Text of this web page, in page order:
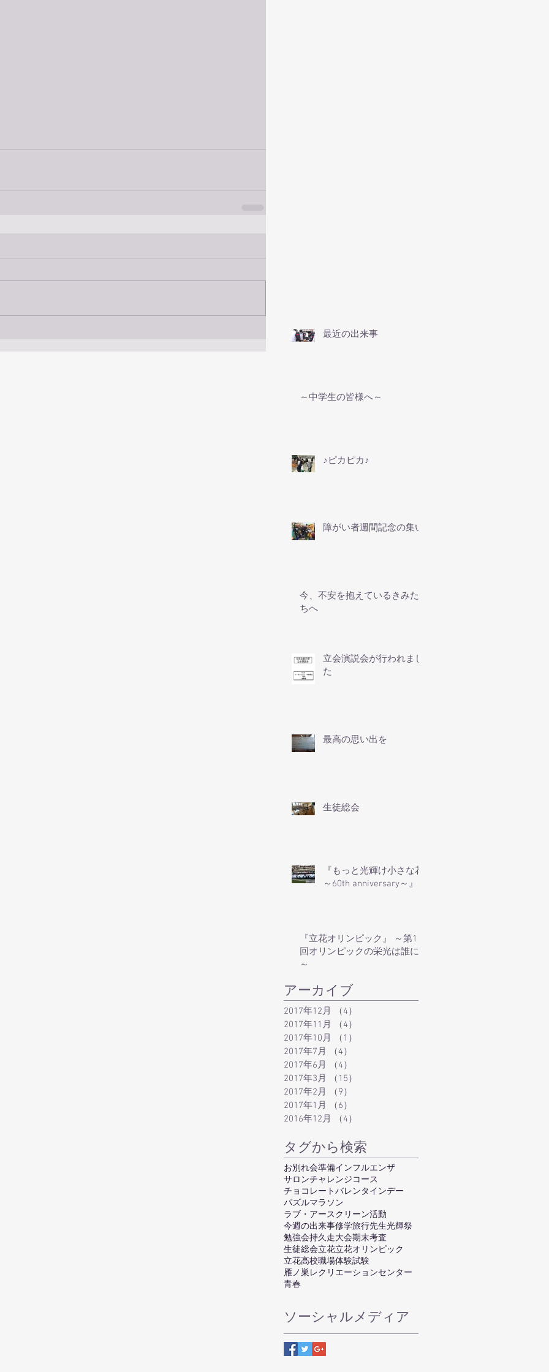
最近の出来事
～中学生の皆様へ～
♪ピカピカ♪
障がい者週間記念の集い
今、不安を抱えているきみた
ちへ
立会演説会が行われまし
た
最高の思い出を
生徒総会
『もっと光輝け小さな花
～60th anniversary～』
『立花オリンピック』 ～第1
回オリンピックの栄光は誰に!?
～
アーカイブ
2017年12月 （4）
2017年11月
（4）
2017年10月
（1）
2017年7月
（4）
2017年6月
（4）
2017年3月
（15）
2017年2月
（9）
2017年1月
（6）
2016年12月
（4）
タグから検索
お別れ会準備インフルエンザ
サロンチャレンジコース
チョコレートバレンタインデー
パズルマラソン
ラブ・アースクリーン活動
今週の出来事修学旅行先生光輝祭
勉強会持久走大会期末考査
生徒総会立花立花オリンピック
立花高校職場体験試験
雁ノ巣レクリエーションセンター
青春
ソーシャルメディア